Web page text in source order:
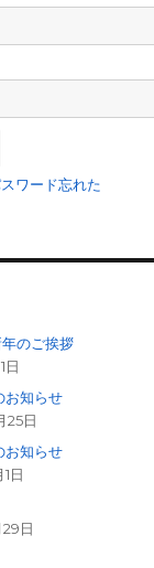
ワード忘れた
のご挨拶
日
お知らせ
25日
お知らせ
日
日